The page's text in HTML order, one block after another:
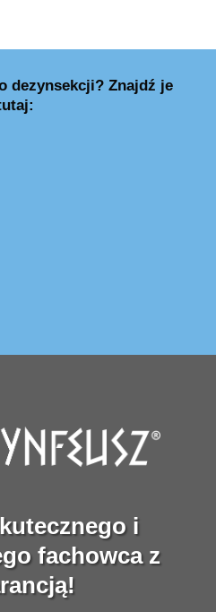
dezynsekcji? Znajdź je
i
fachowca z